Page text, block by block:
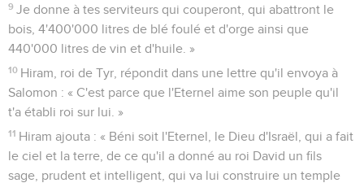
9 Je donne à tes serviteurs qui couperont, qui abattront le
bois, 4'400'000 litres de blé foulé et d'orge ainsi que
440'000 litres de vin et d'huile. »
10 Hiram, roi de Tyr, répondit dans une lettre qu'il envoya à
Salomon : « C'est parce que l'Eternel aime son peuple qu'il
t'a établi roi sur lui. »
11 Hiram ajouta : « Béni soit l'Eternel, le Dieu d'Israël, qui a fait
le ciel et la terre, de ce qu'il a donné au roi David un fils
sage, prudent et intelligent, qui va lui construire un temple